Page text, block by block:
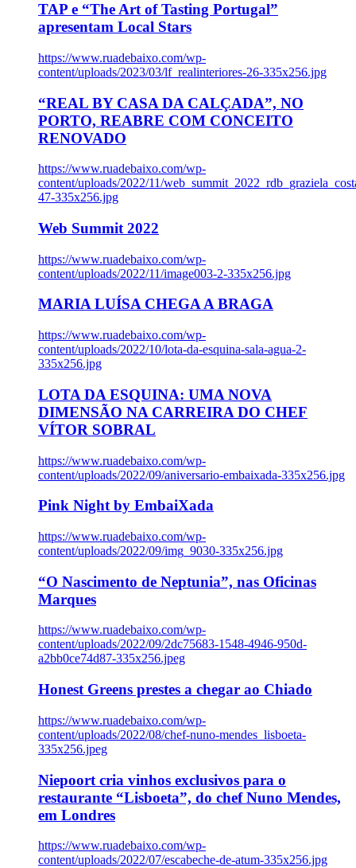
TAP e “The Art of Tasting Portugal”
apresentam Local Stars
https://www.ruadebaixo.com/wp-
content/uploads/2023/03/lf_realinteriores-26-335x256.jpg
“REAL BY CASA DA CALÇADA”, NO
PORTO, REABRE COM CONCEITO
RENOVADO
https://www.ruadebaixo.com/wp-
content/uploads/2022/11/
47-335x256.jpg
Web Summit 2022
https://www.ruadebaixo.com/wp-
content/uploads/2022/11/image003-2-335x256.jpg
MARIA LUÍSA CHEGA A BRAGA
https://www.ruadebaixo.com/wp-
content/uploads/2022/10/lota-da-esquina-sala-agua-2-
335x256.jpg
LOTA DA ESQUINA: UMA NOVA
DIMENSÃO NA CARREIRA DO CHEF
VÍTOR SOBRAL
https://www.ruadebaixo.com/wp-
content/uploads/2022/09/aniversario-embaixada-335x256.jpg
Pink Night by EmbaiXada
https://www.ruadebaixo.com/wp-
content/uploads/2022/09/img_9030-335x256.jpg
“O Nascimento de Neptunia”, nas Oficinas
Marques
https://www.ruadebaixo.com/wp-
content/uploads/2022/09/2dc75683-1548-4946-950d-
a2bb0ce74d87-335x256.jpeg
Honest Greens prestes a chegar ao Chiado
https://www.ruadebaixo.com/wp-
content/uploads/2022/08/chef-nuno-mendes_lisboeta-
335x256.jpeg
Niepoort cria vinhos exclusivos para o
restaurante “Lisboeta”, do chef Nuno Mendes,
em Londres
https://www.ruadebaixo.com/wp-
content/uploads/2022/07/escabeche-de-atum-335x256.jpg